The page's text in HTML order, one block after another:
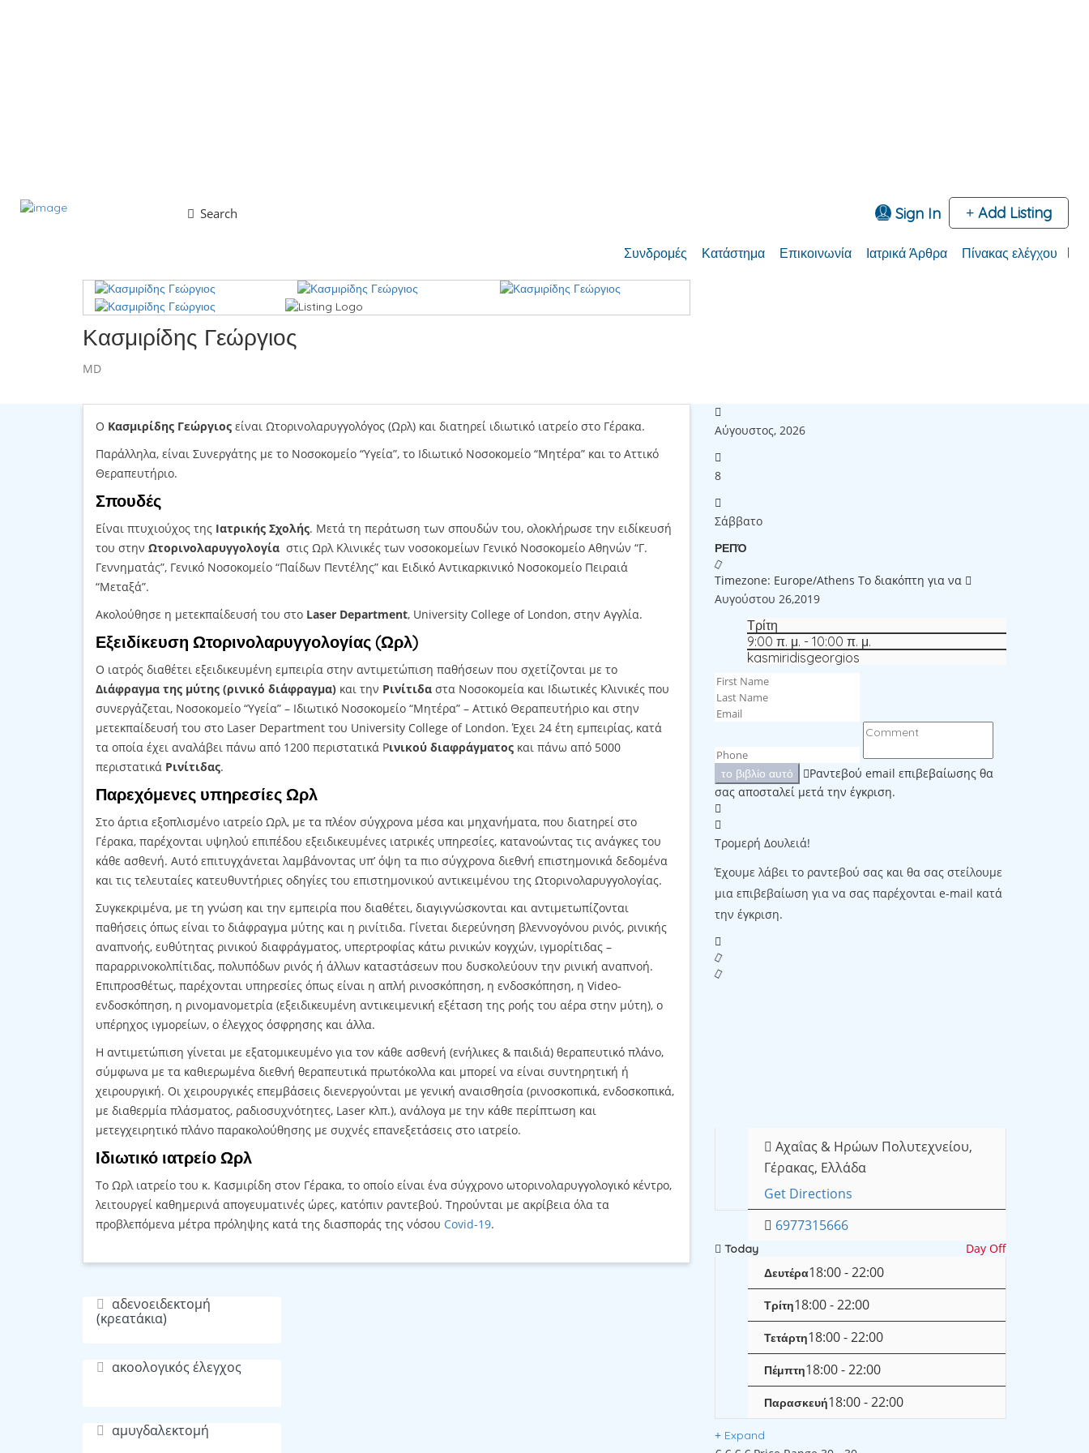
Search Sign In Add Listing
Συνδρομές Κατάστημα Επικοινωνία Ιατρικά Άρθρα Πίνακας ελέγχου
Κασμιρίδης Γεώργιος
MD
Save
Ο Κασμιρίδης Γεώργιος είναι Ωτορινολαρυγγολόγος (Ωρλ) και διατηρεί ιδιωτικό ιατρείο στο Γέρακα.
Παράλληλα, είναι Συνεργάτης με το Νοσοκομείο “Υγεία”, το Ιδιωτικό Νοσοκομείο “Μητέρα” και το Αττικό
Θεραπευτήριο.
Σπουδές
Είναι πτυχιούχος της Ιατρικής Σχολής. Μετά τη περάτωση των σπουδών του, ολοκλήρωσε την ειδίκευσή
του στην Ωτορινολαρυγγολογία στις Ωρλ Κλινικές των νοσοκομείων Γενικό Νοσοκομείο Αθηνών “Γ.
Γεννηματάς”, Γενικό Νοσοκομείο “Παίδων Πεντέλης” και Ειδικό Αντικαρκινικό Νοσοκομείο Πειραιά
“Μεταξά”.
Ακολούθησε η μετεκπαίδευσή του στο Laser Department, University College of London, στην Αγγλία.
Εξειδίκευση Ωτορινολαρυγγολογίας (Ωρλ)
Ο ιατρός διαθέτει εξειδικευμένη εμπειρία στην αντιμετώπιση παθήσεων που σχετίζονται με το
Διάφραγμα της μύτης (ρινικό διάφραγμα) και την Ρινίτιδα στα Νοσοκομεία και Ιδιωτικές Κλινικές που
συνεργάζεται, Νοσοκομείο “Υγεία” – Ιδιωτικό Νοσοκομείο “Μητέρα” – Αττικό Θεραπευτήριο και στην
μετεκπαίδευσή του στο Laser Department του University College of London. Έχει 24 έτη εμπειρίας, κατά
τα οποία έχει αναλάβει πάνω από 1200 περιστατικά Ρινικού διαφράγματος και πάνω από 5000
περιστατικά Ρινίτιδας.
Παρεχόμενες υπηρεσίες Ωρλ
Στο άρτια εξοπλισμένο ιατρείο Ωρλ, με τα πλέον σύγχρονα μέσα και μηχανήματα, που διατηρεί στο
Γέρακα, παρέχονται υψηλού επιπέδου εξειδικευμένες ιατρικές υπηρεσίες, κατανοώντας τις ανάγκες του
κάθε ασθενή. Αυτό επιτυγχάνεται λαμβάνοντας υπ’ όψη τα πιο σύγχρονα διεθνή επιστημονικά δεδομένα
και τις τελευταίες κατευθυντήριες οδηγίες του επιστημονικού αντικειμένου της Ωτορινολαρυγγολογίας.
Συγκεκριμένα, με τη γνώση και την εμπειρία που διαθέτει, διαγιγνώσκονται και αντιμετωπίζονται
παθήσεις όπως είναι το διάφραγμα μύτης και η ρινίτιδα. Γίνεται διερεύνηση βλεννογόνου ρινός, ρινικής
αναπνοής, ευθύτητας ρινικού διαφράγματος, υπερτροφίας κάτω ρινικών κογχών, ιγμορίτιδας –
παραρρινοκολπίτιδας, πολυπόδων ρινός ή άλλων καταστάσεων που δυσκολεύουν την ρινική αναπνοή.
Επιπροσθέτως, παρέχονται υπηρεσίες όπως είναι η απλή ρινοσκόπηση, η ενδοσκόπηση, η Video-
ενδοσκόπηση, η ρινομανομετρία (εξειδικευμένη αντικειμενική εξέταση της ροής του αέρα στην μύτη), ο
υπέρηχος ιγμορείων, ο έλεγχος όσφρησης και άλλα.
Η αντιμετώπιση γίνεται με εξατομικευμένο για τον κάθε ασθενή (ενήλικες & παιδιά) θεραπευτικό πλάνο,
σύμφωνα με τα καθιερωμένα διεθνή θεραπευτικά πρωτόκολλα και μπορεί να είναι συντηρητική ή
χειρουργική. Οι χειρουργικές επεμβάσεις διενεργούνται με γενική αναισθησία (ρινοσκοπικά, ενδοσκοπικά,
με διαθερμία πλάσματος, ραδιοσυχνότητες, Laser κλπ.), ανάλογα με την κάθε περίπτωση και
μετεγχειρητικό πλάνο παρακολούθησης με συχνές επανεξετάσεις στο ιατρείο.
Ιδιωτικό ιατρείο Ωρλ
Το Ωρλ ιατρείο του κ. Κασμιρίδη στον Γέρακα, το οποίο είναι ένα σύγχρονο ωτορινολαρυγγολογικό κέντρο,
λειτουργεί καθημερινά απογευματινές ώρες, κατόπιν ραντεβού. Τηρούνται με ακρίβεια όλα τα
προβλεπόμενα μέτρα πρόληψης κατά της διασποράς της νόσου Covid-19.
αδενοειδεκτομή
(κρεατάκια)
ακοολογικός έλεγχος
αμυγδαλεκτομή
Αύγουστος, 2026
8
Σάββατο
ΡΕΠΌ
Timezone: Europe/Athens Το διακόπτη για να
Αυγούστου 26,2019
Τρίτη
9:00 π. μ. - 10:00 π. μ.
kasmiridisgeorgios
το βιβλίο αυτό
Ραντεβού email επιβεβαίωσης θα
σας αποσταλεί μετά την έγκριση.
Τρομερή Δουλειά!
Έχουμε λάβει το ραντεβού σας και θα σας στείλουμε
μια επιβεβαίωση για να σας παρέχονται e-mail κατά
την έγκριση.
Αχαΐας & Ηρώων Πολυτεχνείου,
Γέρακας, Ελλάδα
Get Directions
6977315666
Today Day Off
Δευτέρα18:00 - 22:00
Τρίτη18:00 - 22:00
Τετάρτη18:00 - 22:00
Πέμπτη18:00 - 22:00
Παρασκευή18:00 - 22:00
Expand